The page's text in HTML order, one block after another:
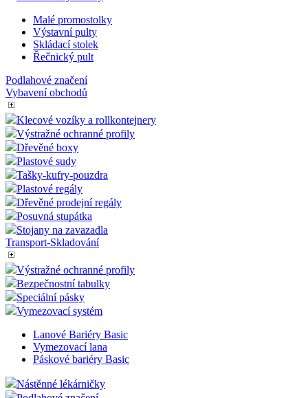
Plastové cenovky
Cenovky sady
Cenovky 12x8
Cenovky 9x6
Dřevěné prodejní regály
Promostolky - Pulty
Malé promostolky
Výstavní pulty
Skládací stolek
Řečnický pult
Podlahové značení
Vybavení obchodů
Klecové vozíky a rollkontejnery
Výstražné ochranné profily
Dřevěné boxy
Tašky-kufry-pouzdra
Plastové regály
Dřevěné prodejní regály
Posuvná stupátka
Transport-Skladování
Výstražné ochranné profily
Bezpečnostní tabulky
Speciální pásky